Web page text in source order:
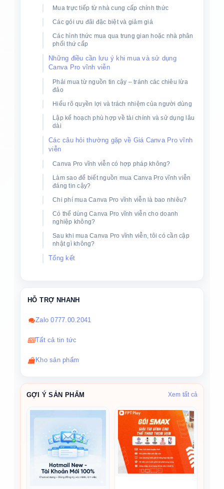
Mua trực tiếp từ nhà cung cấp chính thức
Các gói ưu đãi đặc biệt và giảm giá
Các hình thức mua qua trung gian hoặc nhà phân
phối thứ cấp
Những điều cần lưu ý khi mua và sử dụng
Canva Pro vĩnh viễn
Phải mua từ nguồn tin cậy – tránh các chiêu lừa
đảo
Hiểu rõ quyền lợi và trách nhiệm của người dùng
Lập kế hoạch phù hợp về tài chính và sử dụng lâu
dài
Các câu hỏi thường gặp về Giá Canva Pro vĩnh
viễn
Canva Pro vĩnh viễn có hợp pháp không?
Làm sao để biết nguồn mua Canva Pro vĩnh viễn
đáng tin cậy?
Chi phí mua Canva Pro vĩnh viễn là bao nhiêu?
Có thể dùng Canva Pro vĩnh viễn cho doanh
nghiệp không?
Sau khi mua Canva Pro vĩnh viễn, tôi có cần cập
nhật gì không?
Tổng kết
HỖ TRỢ NHANH
Zalo 0777.00.2041
Tất cả tin tức
Kho sản phẩm
GỢI Ý SẢN PHẨM Xem tất cả